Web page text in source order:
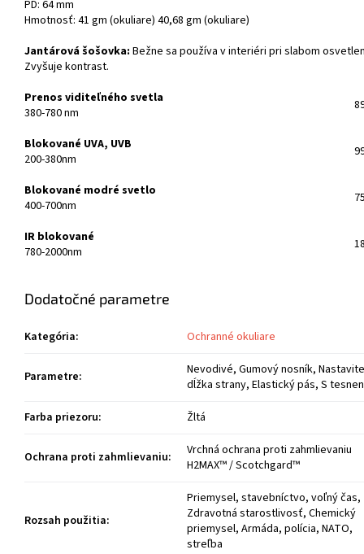
PD: 64 mm
Hmotnosť: 41 gm (okuliare) 40,68 gm (okuliare)
Jantárová šošovka: Bežne sa používa v interiéri pri slabom
Zvyšuje kontrast.
Prenos viditeľného svetla
380-780 nm
Blokované UVA, UVB
200-380nm
Blokované modré svetlo
400-700nm
IR blokované
780-2000nm
Dodatočné parametre
Kategória: Ochranné okuliare
Parametre:
Nevodivé, Gumový nosník,
dĺžka strany, Elastický pás, S
Farba priezoru: Žltá
Ochrana proti zahmlievaniu:
Vrchná ochrana proti zahmlievaniu
H2MAX™ / Scotchgard™
Rozsah použitia:
Priemysel, stavebníctvo, voľný čas,
Zdravotná starostlivosť, Chemický
priemysel, Armáda, polícia, NATO,
streľba